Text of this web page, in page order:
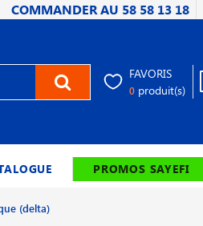
COMMANDER AU 58 58 13 18
FAVORIS
0 produit(s)
PROMOS SAYEFI
(delta)